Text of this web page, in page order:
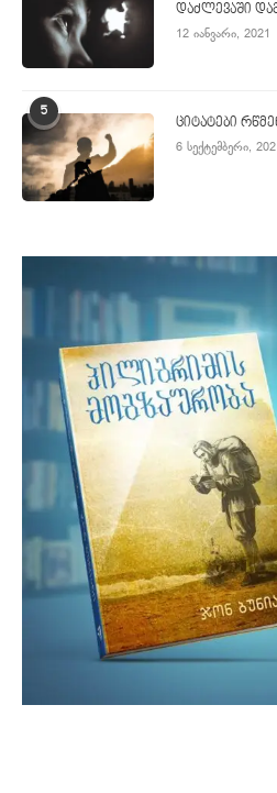
დაძლევაში
12 იანვარი, 2021
5
ციტატები
6 სექტემბერი,